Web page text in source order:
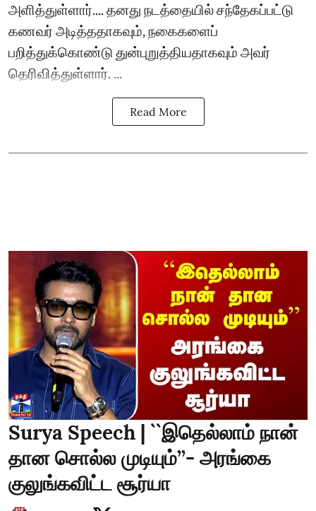
அளித்துள்ளார்.... தனது நடத்தையில் சந்தேகப்பட்டு
கணவர் அடித்ததாகவும், நகைகளைப்
பறித்துக்கொண்டு துன்புறுத்தியதாகவும் அவர்
தெரிவித்துள்ளார். ...
Read More
Surya Speech | ``இதெல்லாம் நான்
தான சொல்ல முடியும்’’- அரங்கை
குலுங்கவிட்ட சூர்யா